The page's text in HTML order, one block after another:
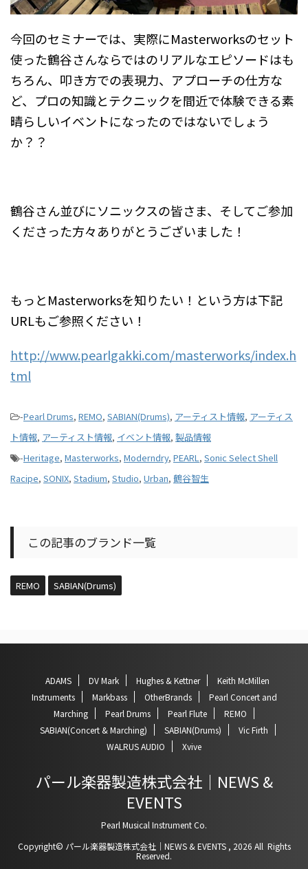
今回のセミナーでは、実際にMasterworksのセット
使った鶴谷さんならではのリアルなエピソードはも
ちろん、叩き方での表現力、アプローチの仕方な
ど、プロの知識とテクニックを間近で体験できる素
晴らしいイベントになったのではないでしょう
か？？
鶴谷さん並びにソニックスの皆さま、そしてご参加
くださった方々ありがとうございました！
もっとMasterworksを知りたい！という方は下記
URLもご参照ください！
http://www.pearlgakki.com/masterworks/index.h
tml
-Pearl Drums, REMO, SABIAN(Drums), アーティスト情報, アーティス
ト情報, アーティスト情報, イベント情報, 製品情報
-Heritage, Masterworks, Moderndry, PEARL , Sonic Select Shell
Racipe, SONIX, Stadium, Studio, Urban, 鶴谷智生
この記事のブランド一覧
REMO SABIAN(Drums)
ADAMS DV Mark Hughes & Kettner
Keith McMillen
Instruments
Markbass OtherBrands
Pearl Concert and
Marching
Pearl Drums Pearl Flute
REMO
SABIAN(Concert & Marching)
SABIAN(Drums)
Vic Firth
WALRUS AUDIO
Xvive
パール楽器製造株式会社｜NEWS &
EVENTS
Pearl Musical Instrument Co.
Copyright© パール楽器製造株式会社｜NEWS & EVENTS , 2026 All Rights
Reserved.